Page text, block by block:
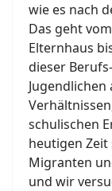
wie es nach
Das geht
Elternhaus
dieser
schulischen
heutigen
Migranten
und wir